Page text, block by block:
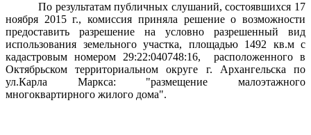
По результатам публичных слушаний, состоявшихся 17
ноября 2015 г., комиссия приняла решение о возможности
предоставить разрешение на условно разрешенный вид
использования земельного участка, площадью 1492 кв.м с
кадастровым номером 29:22:040748:16, расположенного в
Октябрьском территориальном округе г. Архангельска по
ул.Карла Маркса: "размещение малоэтажного
многоквартирного жилого дома".